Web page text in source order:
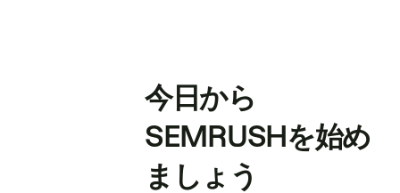
今日から
SEMRUSHを始め
ましょう